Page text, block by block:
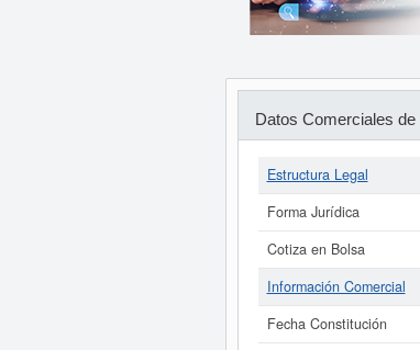
Datos Comerciales de
Estructura Legal
Forma Jurídica
Cotiza en Bolsa
Información Comercial
Fecha Constitución